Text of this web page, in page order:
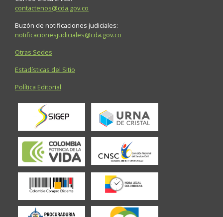
contactenos@cda.gov.co
Buzón de notificaciones judiciales:
notificacionesjudiciales@cda.gov.co
Otras Sedes
Estadísticas del Sitio
Política Editorial